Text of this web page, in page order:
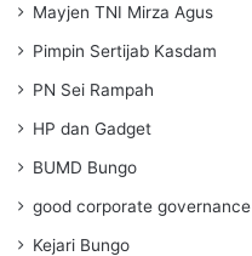
Mayjen TNI Mirza Agus
Pimpin Sertijab Kasdam
PN Sei Rampah
HP dan Gadget
BUMD Bungo
good corporate governance
Kejari Bungo